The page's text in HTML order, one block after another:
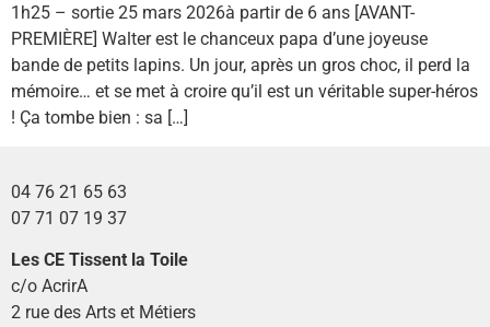
1h25 – sortie 25 mars 2026à partir de 6 ans [AVANT-
PREMIÈRE] Walter est le chanceux papa d’une joyeuse
bande de petits lapins. Un jour, après un gros choc, il perd la
mémoire… et se met à croire qu’il est un véritable super-héros
! Ça tombe bien : sa […]
04 76 21 65 63
07 71 07 19 37
Les CE Tissent la Toile
c/o AcrirA
2 rue des Arts et Métiers